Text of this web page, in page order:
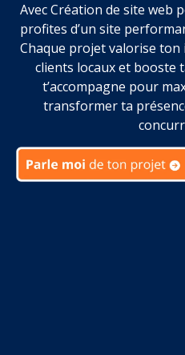
Avec Création de site web
profites d’un site
Chaque projet valorise
clients locaux et booste
t’accompagne pour
transformer ta